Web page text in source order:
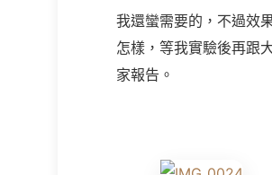
我還蠻需要的，不過效
怎樣，等我實驗後再跟
家報告。